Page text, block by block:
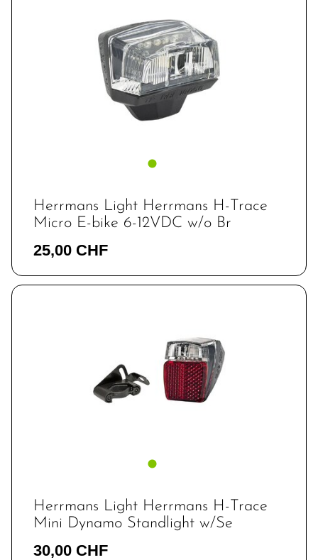
Herrmans Light Herrmans H-Trace
Micro E-bike 6-12VDC w/o Br
25,00 CHF
Herrmans Light Herrmans H-Trace
Mini Dynamo Standlight w/Se
30,00 CHF